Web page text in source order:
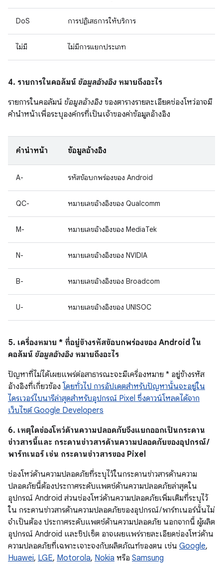
DoS การปฏิเสธการให้บริการ
ไม่มี ไม่มีการแยกประเภท
4. รายการในคอลัมน์ ข้อมูลอ้างอิง หมายถึงอะไร
รายการในคอลัมน์ ข้อมูลอ้างอิง ของตารางรายละเอียดช่องโหว่อาจมี
คำนำหน้าเพื่อระบุองค์กรที่เป็นเจ้าของค่าข้อมูลอ้างอิง
คำนำหน้า ข้อมูลอ้างอิง
A- รหัสข้อบกพร่องของ Android
QC- หมายเลขอ้างอิงของ Qualcomm
M- หมายเลขอ้างอิงของ MediaTek
N- หมายเลขอ้างอิงของ NVIDIA
B- หมายเลขอ้างอิงของ Broadcom
U- หมายเลขอ้างอิงของ UNISOC
5. เครื่องหมาย * ที่อยู่ข้างรหัสข้อบกพร่องของ Android ใน
คอลัมน์ ข้อมูลอ้างอิง หมายถึงอะไร
ปัญหาที่ไม่ได้เผยแพร่ต่อสาธารณะจะมีเครื่องหมาย * อยู่ข้างรหัส
อ้างอิงที่เกี่ยวข้อง โดยทั่วไป การอัปเดตสำหรับปัญหานั้นจะอยู่ใน
ไดรเวอร์ไบนารีล่าสุดสำหรับอุปกรณ์ Pixel ซึ่งดาวน์โหลดได้จาก
เว็บไซต์ Google Developers
6. เหตุใดช่องโหว่ด้านความปลอดภัยจึงแยกออกเป็นกระดาน
ข่าวสารนี้และ กระดานข่าวสารด้านความปลอดภัยของอุปกรณ์ /
พาร์ทเนอร์ เช่น กระดานข่าวสารของ Pixel
ช่องโหว่ด้านความปลอดภัยที่ระบุไว้ในกระดานข่าวสารด้านความ
ปลอดภัยนี้ต้องประกาศระดับแพตช์ด้านความปลอดภัยล่าสุดใน
อุปกรณ์ Android ส่วนช่องโหว่ด้านความปลอดภัยเพิ่มเติมที่ระบุไว้
ใน กระดานข่าวสารด้านความปลอดภัยของอุปกรณ์ / พาร์ทเนอร์นั้นไม่
จำเป็นต้อง ประกาศระดับแพตช์ด้านความปลอดภัย นอกจากนี้ ผู้ผลิต
อุปกรณ์ Android และชิปเซ็ต อาจเผยแพร่รายละเอียดช่องโหว่ด้าน
ความปลอดภัยที่เฉพาะเจาะจงกับผลิตภัณฑ์ของตน เช่น Google,
Huawei, LGE, Motorola, Nokia หรือ Samsung